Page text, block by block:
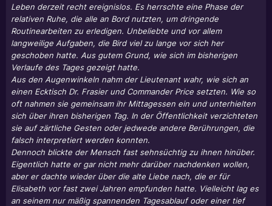
Leben derzeit recht ereignislos. Es herrschte eine Phase der
relativen Ruhe, die alle an Bord nutzten, um dringende
Routinearbeiten zu erledigen. Unbeliebte und vor allem
langweilige Aufgaben, die Bird viel zu lange vor sich her
geschoben hatte. Aus gutem Grund, wie sich im bisherigen
Verlaufe des Tages gezeigt hatte.
Aus den Augenwinkeln nahm der Lieutenant wahr, wie sich an
einen Ecktisch Dr. Frasier und Commander Price setzten. Wie so
oft nahmen sie gemeinsam ihr Mittagessen ein und unterhielten
sich über ihren bisherigen Tag. In der Öffentlichkeit verzichteten
sie auf zärtliche Gesten oder jedwede andere Berührungen, die
falsch interpretiert werden konnten.
Dennoch blickte der Mensch fast sehnsüchtig zu ihnen hinüber.
Eigentlich hatte er gar nicht mehr darüber nachdenken wollen,
aber er dachte wieder über die alte Liebe nach, die er für
Elisabeth vor fast zwei Jahren empfunden hatte. Vielleicht lag es
an seinem nur mäßig spannenden Tagesablauf oder einer tief